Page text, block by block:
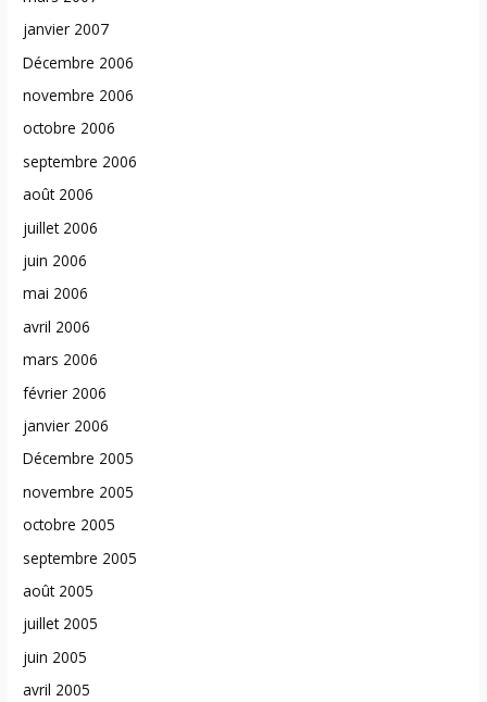
janvier 2007
Décembre 2006
novembre 2006
octobre 2006
septembre 2006
août 2006
juillet 2006
juin 2006
mai 2006
avril 2006
mars 2006
février 2006
janvier 2006
Décembre 2005
novembre 2005
octobre 2005
septembre 2005
août 2005
juillet 2005
juin 2005
avril 2005